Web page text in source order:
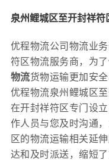
泉州鲤城区至开封祥
优程物流公司物流业
符区物流服务商，为
物流货物运输更加安
优程物流泉州鲤城区
在开封祥符区专门设
作人员与您及时沟通
区的物流运输相关延
达和及时派送，缩短